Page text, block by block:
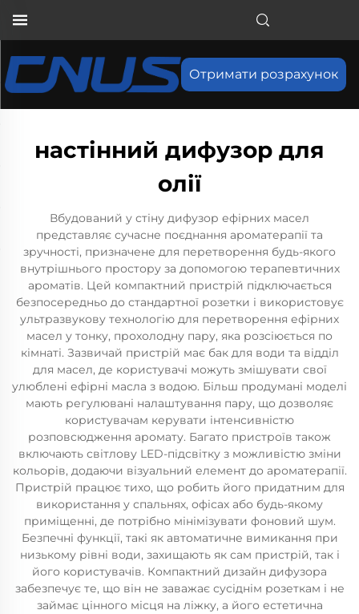
Отримати розрахунок
настінний дифузор для
олії
Вбудований у стіну дифузор ефірних масел
представляє сучасне поєднання ароматерапії та
зручності, призначене для перетворення будь-якого
внутрішнього простору за допомогою терапевтичних
ароматів. Цей компактний пристрій підключається
безпосередньо до стандартної розетки і використовує
ультразвукову технологію для перетворення ефірних
масел у тонку, прохолодну пару, яка розсіюється по
кімнаті. Зазвичай пристрій має бак для води та відділ
для масел, де користувачі можуть змішувати свої
улюблені ефірні масла з водою. Більш продумані моделі
мають регулювані налаштування пару, що дозволяє
користувачам керувати інтенсивністю
розповсюдження аромату. Багато пристроїв також
включають світлову LED-підсвітку з можливістю зміни
кольорів, додаючи візуальний елемент до ароматерапії.
Пристрій працює тихо, що робить його придатним для
використання у спальнях, офісах або будь-якому
приміщенні, де потрібно мінімізувати фоновий шум.
Безпечні функції, такі як автоматичне вимикання при
низькому рівні води, захищають як сам пристрій, так і
його користувачів. Компактний дизайн дифузора
забезпечує те, що він не заважає сусіднім розеткам і не
займає цінного місця на ліжку, а його естетична